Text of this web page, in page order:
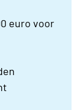
euro voor